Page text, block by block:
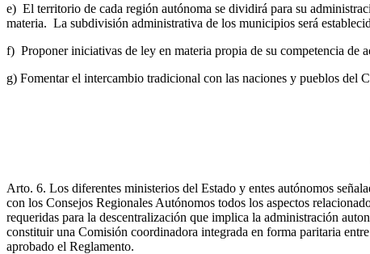
e) El territorio de cada región autónoma se dividirá para su
materia. La subdivisión administrativa de los municipios será
f) Proponer iniciativas de ley en materia propia de su competencia
g) Fomentar el intercambio tradicional con las naciones y pueblos del
Arto. 6. Los diferentes ministerios del Estado y entes autónomos
con los Consejos Regionales Autónomos todos los aspectos
requeridas para la descentralización que implica la administración
constituir una Comisión coordinadora integrada en forma paritaria
aprobado el Reglamento.